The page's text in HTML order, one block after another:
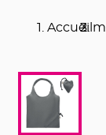
Accueil